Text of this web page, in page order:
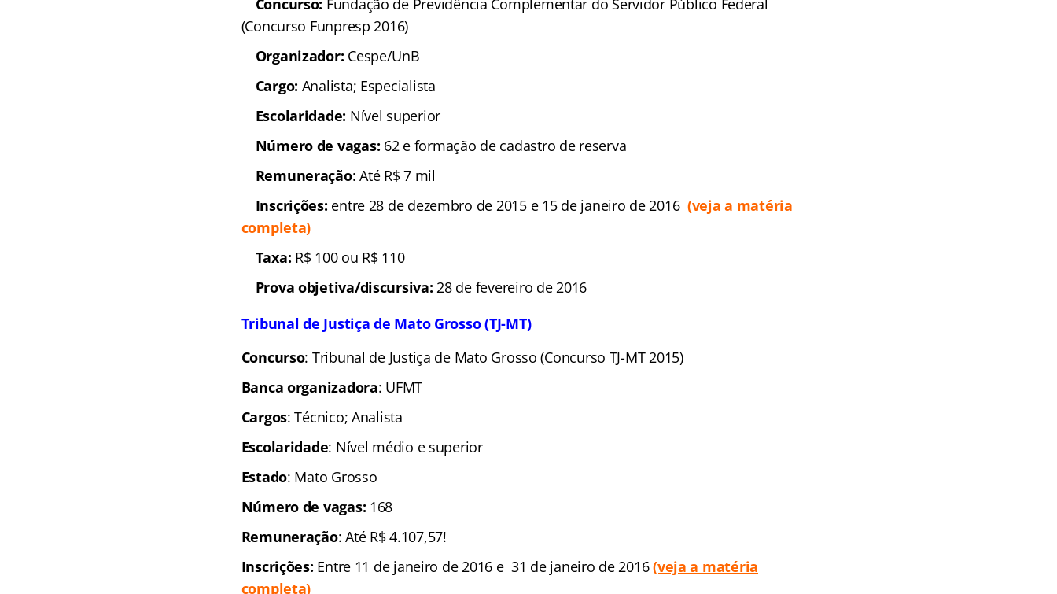
Concurso: Fundação de Previdência Complementar do Servidor Público Federal
(Concurso Funpresp 2016)
Organizador: Cespe/UnB
Cargo: Analista; Especialista
Escolaridade: Nível superior
Número de vagas: 62 e formação de cadastro de reserva
Remuneração: Até R$ 7 mil
Inscrições: entre 28 de dezembro de 2015 e 15 de janeiro de 2016 (veja a matéria
completa)
Taxa: R$ 100 ou R$ 110
Prova objetiva/discursiva: 28 de fevereiro de 2016
Tribunal de Justiça de Mato Grosso (TJ-MT)
Concurso: Tribunal de Justiça de Mato Grosso (Concurso TJ-MT 2015)
Banca organizadora: UFMT
Cargos: Técnico; Analista
Escolaridade: Nível médio e superior
Estado: Mato Grosso
Número de vagas: 168
Remuneração: Até R$ 4.107,57!
Inscrições: Entre 11 de janeiro de 2016 e 31 de janeiro de 2016(veja a matéria
completa)